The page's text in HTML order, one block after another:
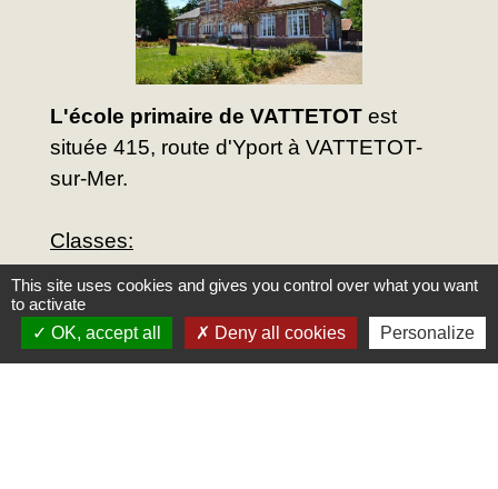
L'école primaire de VATTETOT est
située 415, route d'Yport à VATTETOT-
sur-Mer.
Classes:
CM2
Horaires:
8h30 / 11h30
This site uses cookies and gives you control over what you want
to activate
OK, accept all
Deny all cookies Personalize